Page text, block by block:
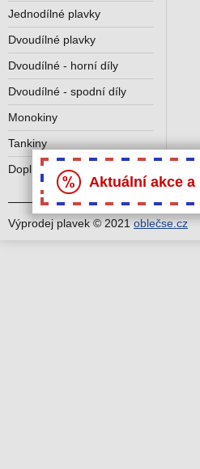
Jednodílné plavky
Dvoudílné plavky
Dvoudílné - horní díly
Dvoudílné - spodní díly
Monokiny
Tankiny
Doplňky k plavkám
Výprodej plavek © 2021oblečse.cz
Aktuální akce